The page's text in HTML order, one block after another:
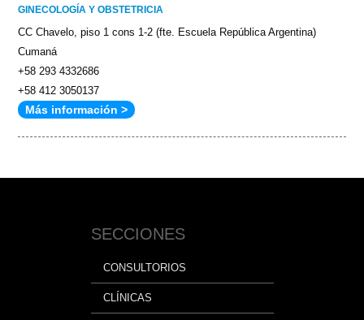
GINECOLOGÍA Y OBSTETRICIA
CC Chavelo, piso 1 cons 1-2 (fte. Escuela República Argentina)
Cumaná
+58 293 4332686
+58 412 3050137
Más información >
SECCIONES
CONSULTORIOS
CLÍNICAS